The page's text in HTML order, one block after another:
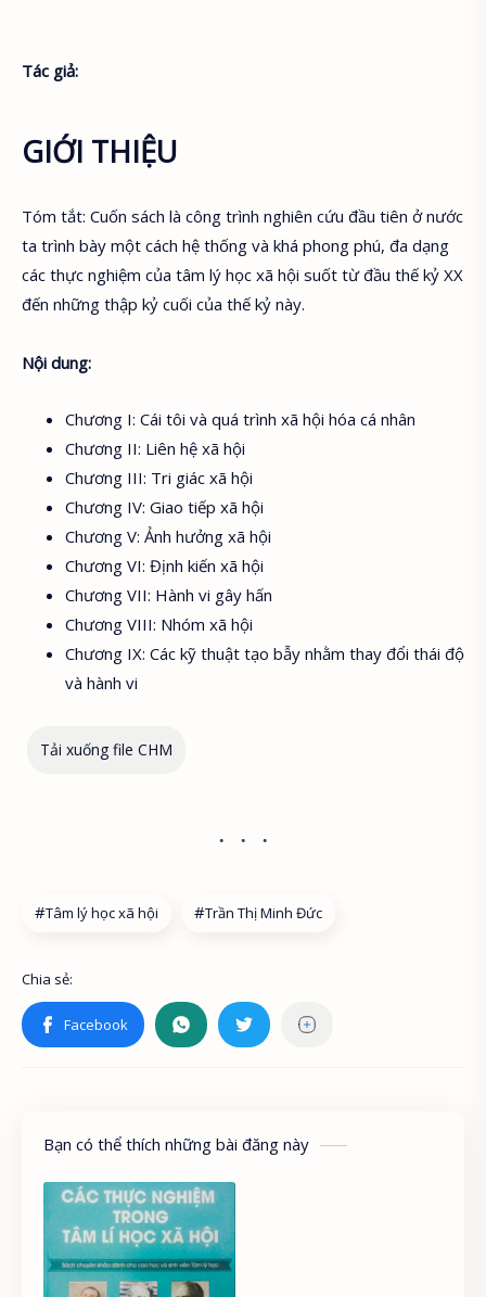
Tác giả:
GIỚI THIỆU
Tóm tắt: Cuốn sách là công trình nghiên cứu đầu tiên ở nước
ta trình bày một cách hệ thống và khá phong phú, đa dạng
các thực nghiệm của tâm lý học xã hội suốt từ đầu thế kỷ XX
đến những thập kỷ cuối của thế kỷ này.
Nội dung:
Chương I: Cái tôi và quá trình xã hội hóa cá nhân
Chương II: Liên hệ xã hội
Chương III: Tri giác xã hội
Chương IV: Giao tiếp xã hội
Chương V: Ảnh hưởng xã hội
Chương VI: Định kiến xã hội
Chương VII: Hành vi gây hấn
Chương VIII: Nhóm xã hội
Chương IX: Các kỹ thuật tạo bẫy nhằm thay đổi thái độ
và hành vi
Tải xuống file CHM
Tâm lý học xã hội Trần Thị Minh Đức
Bạn có thể thích những bài đăng này